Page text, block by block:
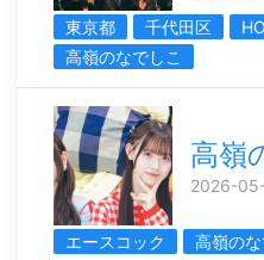
東京都
千代田区
高嶺のなでしこ
高嶺
2026-
エースコック 高嶺のな